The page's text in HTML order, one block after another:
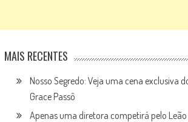
MAIS RECENTES
Nosso Segredo: Veja uma cena exclusiva
Grace Passô
Apenas uma diretora competirá pelo Leão